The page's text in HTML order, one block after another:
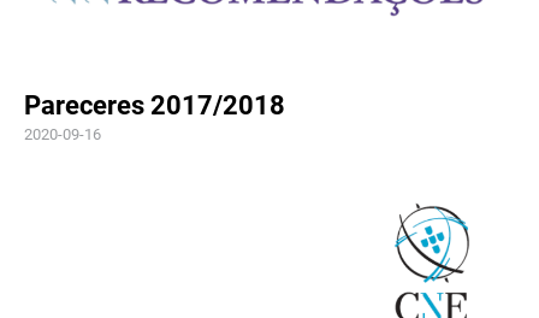
Pareceres 2017/2018
2020-09-16